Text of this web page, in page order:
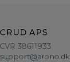
CRUD APS
CVR 38611933
support@arono.dk